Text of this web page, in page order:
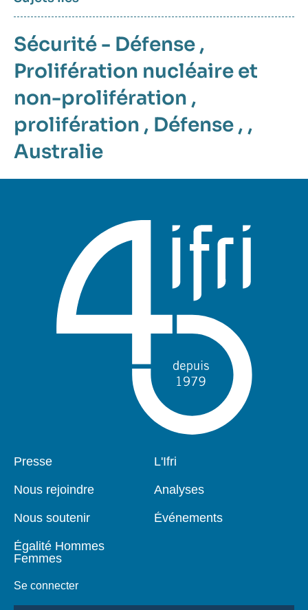
Sécurité - Défense ,
Prolifération nucléaire et
non-prolifération ,
prolifération , Défense , ,
Australie
Pied
Presse
Nous rejoindre
Nous soutenir
Égalité Hommes
Femmes
Se connecter
Navigation
L'Ifri
Analyses
Événements